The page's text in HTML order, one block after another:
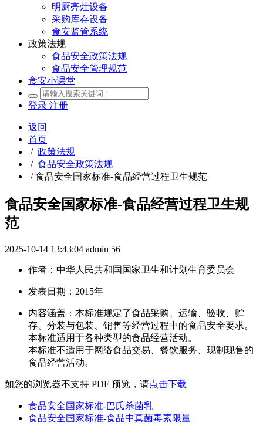
明厨亮灶设备
采购库存设备
食安监管系统
政策法规
食品安全政策法规
食品安全管理规范
食安小课堂
登录 注册
返回 |
首页
/ 政策法规
/ 食品安全政策法规
/食品安全国家标准-食品经营过程卫生规范
食品安全国家标准-食品经营过程卫生规
范
2025-10-14 13:43:04 admin 56
作者：中华人民共和国国家卫生和计划生育委员会
发表日期：2015年
内容涵盖：本标准规定了食品采购、运输、验收、贮
存、分装与包装、销售等经营过程中的食品安全要求。
本标准适用于各种类型的食品经营活动。
本标准不适用于网络食品交易、餐饮服务、现制现售的
食品经营活动。
如您的浏览器不支持 PDF 预览，请点击下载
食品安全国家标准-巴氏杀菌乳
食品安全国家标准-食品中真菌毒素限量